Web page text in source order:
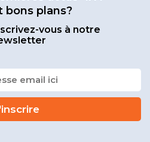
bons plans?
vous à notre